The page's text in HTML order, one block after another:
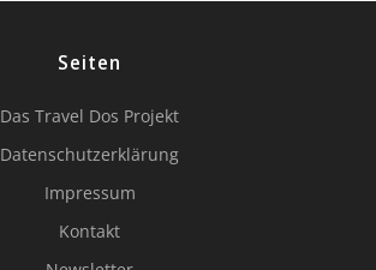
Seiten
Das Travel Dos Projekt
Datenschutzerklärung
Impressum
Kontakt